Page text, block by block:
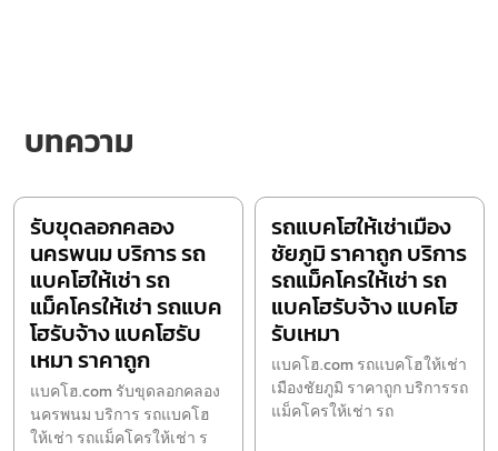
บทความ
รับขุดลอกคลอง
นครพนม บริการ รถ
แบคโฮให้เช่า รถ
แม็คโครให้เช่า รถแบค
โฮรับจ้าง แบคโฮรับ
เหมา ราคาถูก
แบคโฮ.com รับขุดลอกคลอง
นครพนม บริการ รถแบคโฮ
ให้เช่า รถแม็คโครให้เช่า ร
รถแบคโฮให้เช่าเมือง
ชัยภูมิ ราคาถูก บริการ
รถแม็คโครให้เช่า รถ
แบคโฮรับจ้าง แบคโฮ
รับเหมา
แบคโฮ.com รถแบคโฮให้เช่า
เมืองชัยภูมิ ราคาถูก บริการรถ
แม็คโครให้เช่า รถ